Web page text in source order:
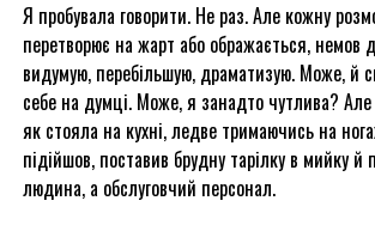
Я пробувала говорити. Не раз. Але кожну
перетворює на жарт або ображається, немов
видумую, перебільшую, драматизую. Може, й
себе на думці. Може, я занадто чутлива? Але
як стояла на кухні, ледве тримаючись на
підійшов, поставив брудну тарілку в мийку й
людина, а обслуговчий персонал.